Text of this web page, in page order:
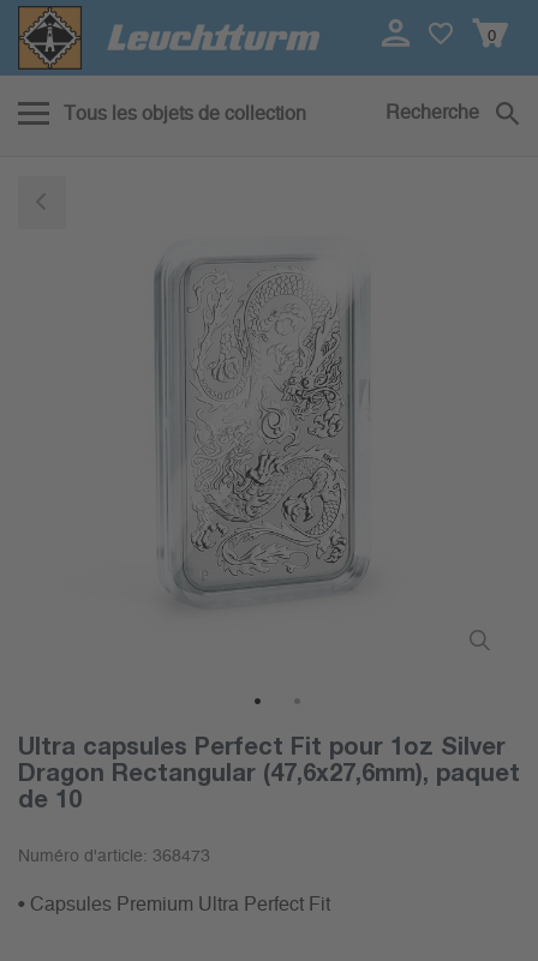
0
Tous les objets de collection Recherche
Ultra capsules Perfect Fit pour 1oz Silver
Dragon Rectangular (47,6x27,6mm), paquet
de 10
Numéro d'article: 368473
• Capsules Premium Ultra Perfect Fit